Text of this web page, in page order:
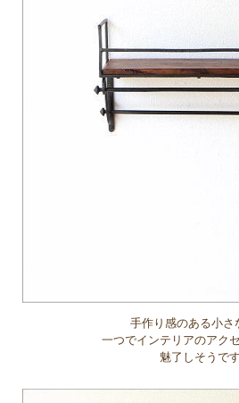
手作り感のある小さ
一つでインテリアのアク
魅了しそうです